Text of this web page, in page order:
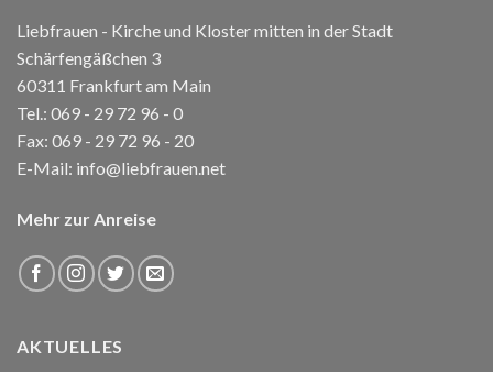
Liebfrauen - Kirche und Kloster mitten in der Stadt
Schärfengäßchen 3
60311 Frankfurt am Main
Tel.: 069 - 29 72 96 - 0
Fax: 069 - 29 72 96 - 20
E-Mail: info@liebfrauen.net
Mehr zur Anreise
AKTUELLES